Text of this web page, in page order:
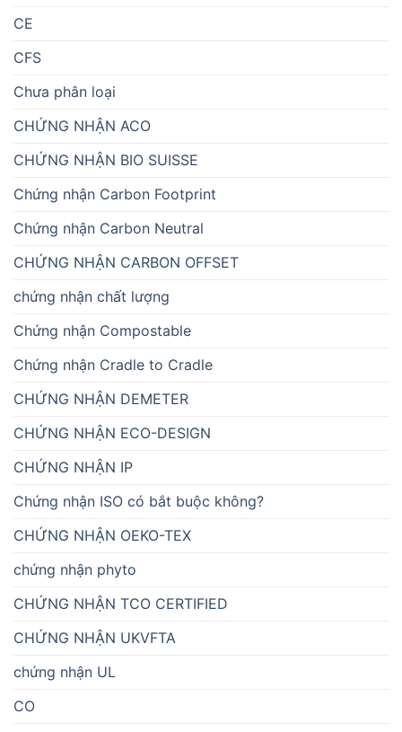
CE
CFS
Chưa phân loại
CHỨNG NHẬN ACO
CHỨNG NHẬN BIO SUISSE
Chứng nhận Carbon Footprint
Chứng nhận Carbon Neutral
CHỨNG NHẬN CARBON OFFSET
chứng nhận chất lượng
Chứng nhận Compostable
Chứng nhận Cradle to Cradle
CHỨNG NHẬN DEMETER
CHỨNG NHẬN ECO-DESIGN
CHỨNG NHẬN IP
Chứng nhận ISO có bắt buộc không?
CHỨNG NHẬN OEKO-TEX
chứng nhận phyto
CHỨNG NHẬN TCO CERTIFIED
CHỨNG NHẬN UKVFTA
chứng nhận UL
CO